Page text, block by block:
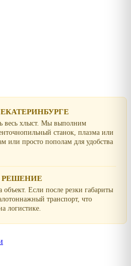
весь хлыст. Мы выполним
станок, плазма или
или просто пополам для удобства
РЕШЕНИЕ
объект. Если после резки габариты
транспорт, что
логистике.